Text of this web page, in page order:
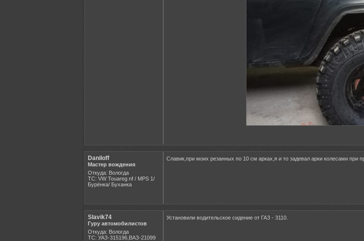
Daniloff
Мастер вождения
Откуда: Вологда
ТС: VW Touareg nf / MPS 1/
Бурёнка/ Буханка
Славик,при моих резанных по 10 см арках,я и то задевал арки колесами при
Slavik74
Гуру автомобилистов
Откуда: Вологда
ТС: УАЗ-315196,ВАЗ-21099
Установили водительское сидение от ГАЗ - 3110.